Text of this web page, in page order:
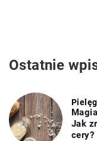
Ostatnie
Jak
cery?